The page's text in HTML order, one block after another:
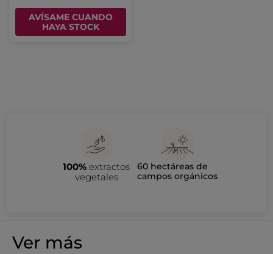
AVÍSAME CUANDO
HAYA STOCK
100% extractos
vegetales
60 hectáreas de
campos orgánicos
Ver más